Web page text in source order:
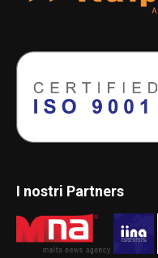
I nostri Partners